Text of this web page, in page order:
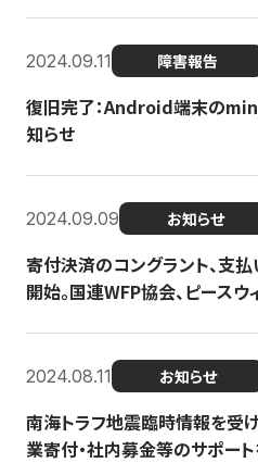
2024.09.11 障害報告
復旧完了：Android端末の
知らせ
2024.09.09 お知らせ
寄付決済のコングラント、支
開始。国連WFP協会、ピースウ
2024.08.11 お知らせ
南海トラフ地震臨時情報を受
業寄付・社内募金等のサポー